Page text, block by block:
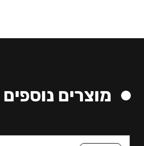
מוצרים נוספים